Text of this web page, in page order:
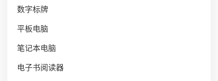
数字标牌
平板电脑
笔记本电脑
电子书阅读器